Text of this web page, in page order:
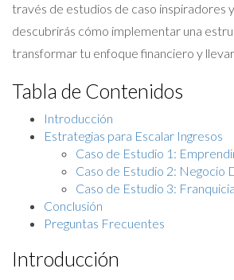
través de estudios de caso inspiradores
descubrirás cómo implementar una
transformar tu enfoque financiero y
Tabla de Contenidos
Introducción
Estrategias para Escalar Ingresos
Caso de Estudio 1:
Caso de Estudio 2: Negocio
Caso de Estudio 3:
Conclusión
Preguntas Frecuentes
Introducción